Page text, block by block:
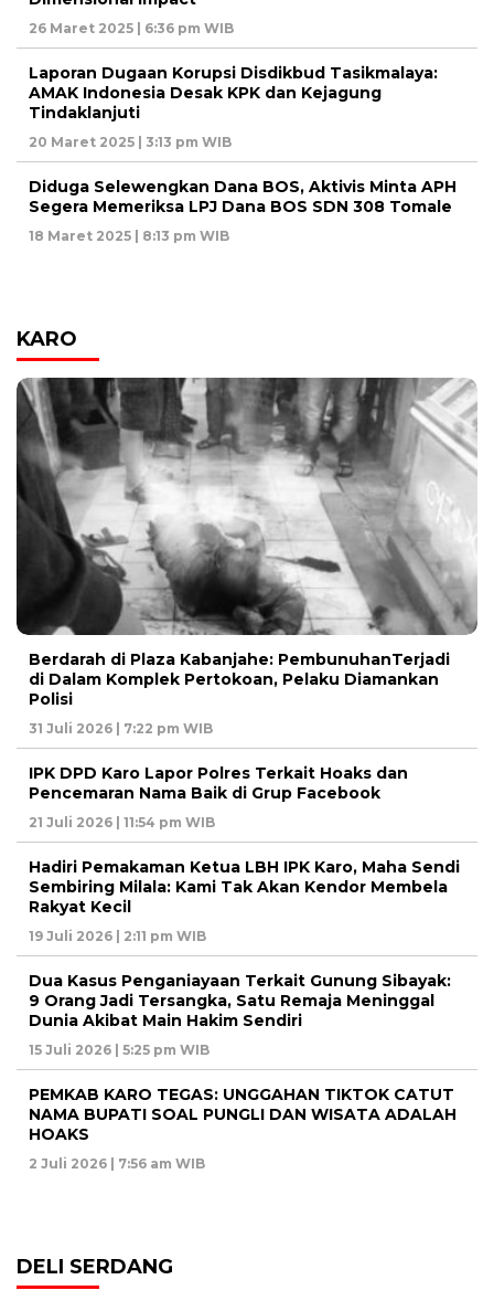
26 Maret 2025 | 6:36 pm WIB
Laporan Dugaan Korupsi Disdikbud Tasikmalaya:
AMAK Indonesia Desak KPK dan Kejagung
Tindaklanjuti
20 Maret 2025 | 3:13 pm WIB
Diduga Selewengkan Dana BOS, Aktivis Minta APH
Segera Memeriksa LPJ Dana BOS SDN 308 Tomale
18 Maret 2025 | 8:13 pm WIB
KARO
Berdarah di Plaza Kabanjahe: PembunuhanTerjadi
di Dalam Komplek Pertokoan, Pelaku Diamankan
Polisi
31 Juli 2026 | 7:22 pm WIB
IPK DPD Karo Lapor Polres Terkait Hoaks dan
Pencemaran Nama Baik di Grup Facebook
21 Juli 2026 | 11:54 pm WIB
Hadiri Pemakaman Ketua LBH IPK Karo, Maha Sendi
Sembiring Milala: Kami Tak Akan Kendor Membela
Rakyat Kecil
19 Juli 2026 | 2:11 pm WIB
Dua Kasus Penganiayaan Terkait Gunung Sibayak:
9 Orang Jadi Tersangka, Satu Remaja Meninggal
Dunia Akibat Main Hakim Sendiri
15 Juli 2026 | 5:25 pm WIB
PEMKAB KARO TEGAS: UNGGAHAN TIKTOK CATUT
NAMA BUPATI SOAL PUNGLI DAN WISATA ADALAH
HOAKS
2 Juli 2026 | 7:56 am WIB
DELI SERDANG